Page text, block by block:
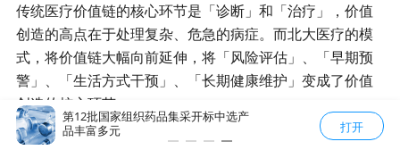
传统医疗价值链的核心环节是「诊断」和「治疗」，价值
创造的高点在于处理复杂、危急的病症。而北大医疗的模
式，将价值链大幅向前延伸，将「风险评估」、「早期预
警」、「生活方式干预」、「长期健康维护」变成了价值
创造的核心环节。
这意味着，医疗机构的竞争力，不再仅仅取决于有多少
十五届海
先看
第12批国家组织药品集采开标中选产
品丰富多元
一站式解决就医难题！清华
社工打造全链条人文医疗服
打开